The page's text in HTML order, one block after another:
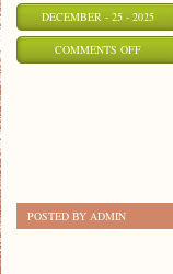
DECEMBER - 25 - 2025
COMMENTS OFFON
POSTED BY ADMIN